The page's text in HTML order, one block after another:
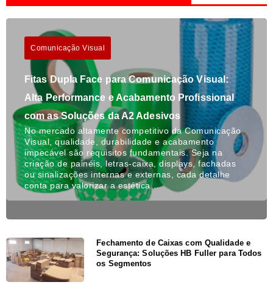
Comunicação Visual
Fitas Dupla Face para Comunicação Visual:
Alta Performance e Acabamento Profissional
com as Soluções da A2 Adesivos
No mercado altamente competitivo da Comunicação
Visual, qualidade, durabilidade e acabamento
impecável são requisitos fundamentais. Seja na
criação de painéis, letras-caixa, displays, fachadas
ou sinalizações internas e externas, cada detalhe
conta para valorizar a estética…
Fechamento de Caixas com Qualidade e
Segurança: Soluções HB Fuller para Todos
os Segmentos